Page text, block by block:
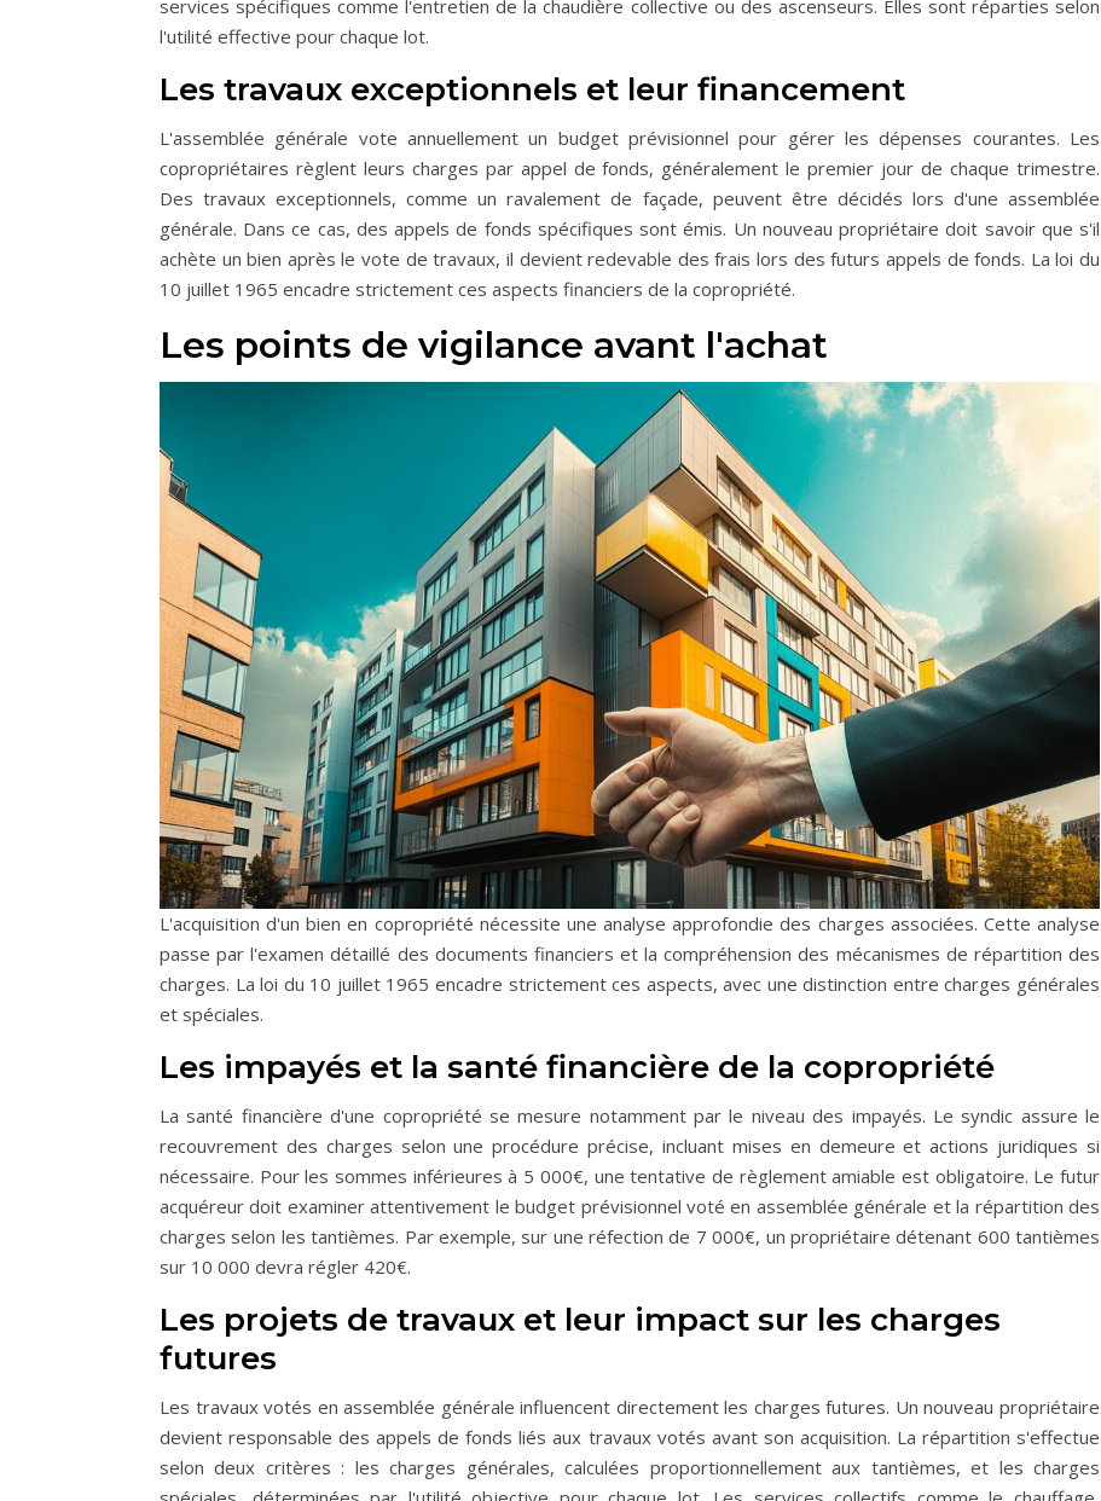
services spécifiques comme l'entretien de la chaudière collective ou des ascenseurs. Elles sont réparties selon
l'utilité effective pour chaque lot.
Les travaux exceptionnels et leur financement
L'assemblée générale vote annuellement un budget prévisionnel pour gérer les dépenses courantes. Les
copropriétaires règlent leurs charges par appel de fonds, généralement le premier jour de chaque trimestre.
Des travaux exceptionnels, comme un ravalement de façade, peuvent être décidés lors d'une assemblée
générale. Dans ce cas, des appels de fonds spécifiques sont émis. Un nouveau propriétaire doit savoir que s'il
achète un bien après le vote de travaux, il devient redevable des frais lors des futurs appels de fonds. La loi du
10 juillet 1965 encadre strictement ces aspects financiers de la copropriété.
Les points de vigilance avant l'achat
L'acquisition d'un bien en copropriété nécessite une analyse approfondie des charges associées. Cette analyse
passe par l'examen détaillé des documents financiers et la compréhension des mécanismes de répartition des
charges. La loi du 10 juillet 1965 encadre strictement ces aspects, avec une distinction entre charges générales
et spéciales.
Les impayés et la santé financière de la copropriété
La santé financière d'une copropriété se mesure notamment par le niveau des impayés. Le syndic assure le
recouvrement des charges selon une procédure précise, incluant mises en demeure et actions juridiques si
nécessaire. Pour les sommes inférieures à 5 000€, une tentative de règlement amiable est obligatoire. Le futur
acquéreur doit examiner attentivement le budget prévisionnel voté en assemblée générale et la répartition des
charges selon les tantièmes. Par exemple, sur une réfection de 7 000€, un propriétaire détenant 600 tantièmes
sur 10 000 devra régler 420€.
Les projets de travaux et leur impact sur les charges
futures
Les travaux votés en assemblée générale influencent directement les charges futures. Un nouveau propriétaire
devient responsable des appels de fonds liés aux travaux votés avant son acquisition. La répartition s'effectue
selon deux critères : les charges générales, calculées proportionnellement aux tantièmes, et les charges